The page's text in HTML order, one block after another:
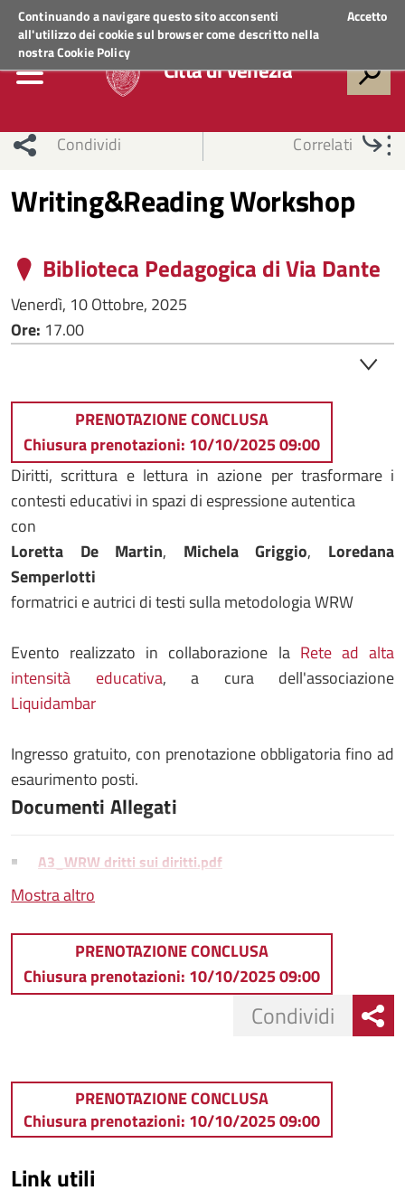
Continuando a navigare questo sito acconsenti
all'utilizzo dei cookie sul browser come descritto nella
nostraCookie Policy
Accetto
Regione VenetoACCEDI AI SERVIZI
Città di Venezia
Condividi Correlati
Writing&Reading Workshop
Biblioteca Pedagogica di Via Dante
Venerdì, 10 Ottobre, 2025
Ore: 17.00
PRENOTAZIONE CONCLUSA
Chiusura prenotazioni: 10/10/2025 09:00
Diritti, scrittura e lettura in azione per trasformare i
contesti educativi in spazi di espressione autentica
con
Loretta De Martin, Michela Griggio, Loredana
Semperlotti
formatrici e autrici di testi sulla metodologia WRW
Evento realizzato in collaborazione la Rete ad alta
intensità educativa, a cura dell'associazione
Liquidambar
Ingresso gratuito, con prenotazione obbligatoria fino ad
esaurimento posti.
Documenti Allegati
A3_WRW dritti sui diritti.pdf
Mostra altro
PRENOTAZIONE CONCLUSA
Chiusura prenotazioni: 10/10/2025 09:00
Condividi
PRENOTAZIONE CONCLUSA
Chiusura prenotazioni: 10/10/2025 09:00
Link utili